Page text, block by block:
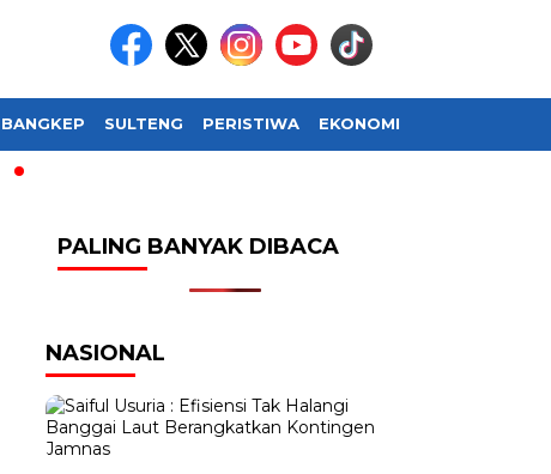
BANGKEP SULTENG PERISTIWA EKONOMI
PALING BANYAK DIBACA
NASIONAL